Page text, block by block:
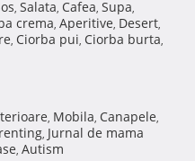
, Salata, Cafea, Supa,
crema, Aperitive, Desert,
, Ciorba pui, Ciorba burta,
, Mobila, Canapele,
, Jurnal de mama
, Autism